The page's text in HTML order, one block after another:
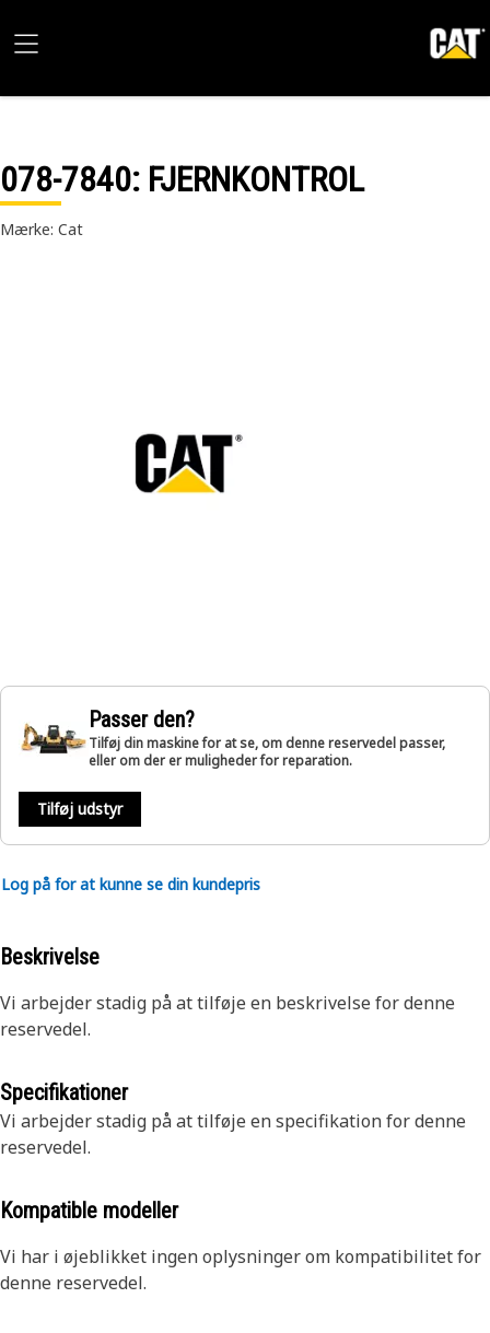
078-7840: FJERNKONTROL
Mærke: Cat
Passer den?
Tilføj din maskine for at se, om denne reservedel passer,
eller om der er muligheder for reparation.
Tilføj udstyr
Log på for at kunne se din kundepris
Beskrivelse
Vi arbejder stadig på at tilføje en beskrivelse for denne
reservedel.
Specifikationer
Vi arbejder stadig på at tilføje en specifikation for denne
reservedel.
Kompatible modeller
Vi har i øjeblikket ingen oplysninger om kompatibilitet for
denne reservedel.